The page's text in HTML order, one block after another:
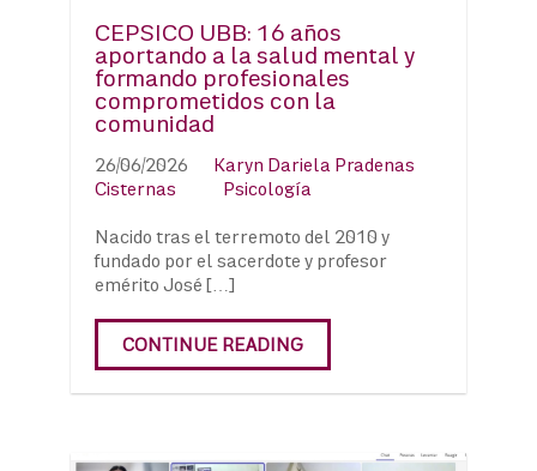
CEPSICO UBB: 16 años
aportando a la salud mental y
formando profesionales
comprometidos con la
comunidad
26/06/2026
Karyn Dariela Pradenas
Cisternas
Psicología
Nacido tras el terremoto del 2010 y
fundado por el sacerdote y profesor
emérito José […]
CONTINUE READING